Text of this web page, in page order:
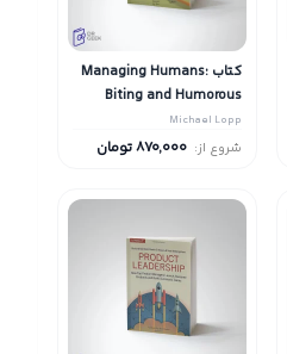
کتاب Managing Humans:
Biting and Humorous
Tales of a Software
Engineering Manager
Michael Lopp
شروع از: 870,000تومان